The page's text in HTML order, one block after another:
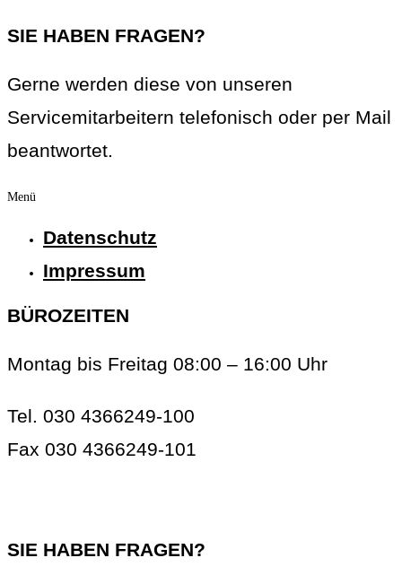
SIE HABEN FRAGEN?
Gerne werden diese von unseren
Servicemitarbeitern telefonisch oder per Mail
beantwortet.
Menü
Datenschutz
Impressum
BÜROZEITEN
Montag bis Freitag 08:00 – 16:00 Uhr
Tel. 030 4366249-100
Fax 030 4366249-101
SIE HABEN FRAGEN?